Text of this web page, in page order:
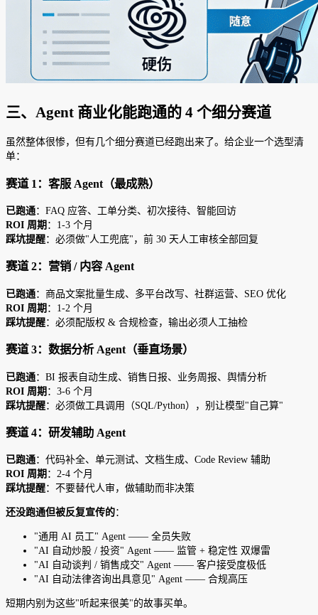
三、Agent 商业化能跑通的 4 个细分赛道
虽然整体很惨，但有几个细分赛道已经跑出来了。给企业一个选型清
单：
赛道 1：客服 Agent（最成熟）
已跑通：FAQ 应答、工单分类、初次接待、智能回访
ROI 周期 ：1-3 个月
踩坑提醒：必须做"人工兜底"，前 30 天人工审核全部回复
赛道 2：营销 / 内容 Agent
已跑通：商品文案批量生成、多平台改写、社群运营、SEO 优化
ROI 周期 ：1-2 个月
踩坑提醒：必须配版权 & 合规检查，输出必须人工抽检
赛道 3：数据分析 Agent（垂直场景）
已跑通：BI 报表自动生成、销售日报、业务周报、舆情分析
ROI 周期 ：3-6 个月
踩坑提醒：必须做工具调用（SQL/Python），别让模型"自己算"
赛道 4：研发辅助 Agent
已跑通：代码补全、单元测试、文档生成、Code Review 辅助
ROI 周期 ：2-4 个月
踩坑提醒：不要替代人审，做辅助而非决策
还没跑通但被反复宣传的：
"通用 AI 员工" Agent —— 全员失败
"AI 自动炒股 / 投资" Agent —— 监管 + 稳定性 双爆雷
"AI 自动谈判 / 销售成交" Agent —— 客户接受度极低
"AI 自动法律咨询出具意见" Agent —— 合规高压
短期内别为这些"听起来很美"的故事买单。